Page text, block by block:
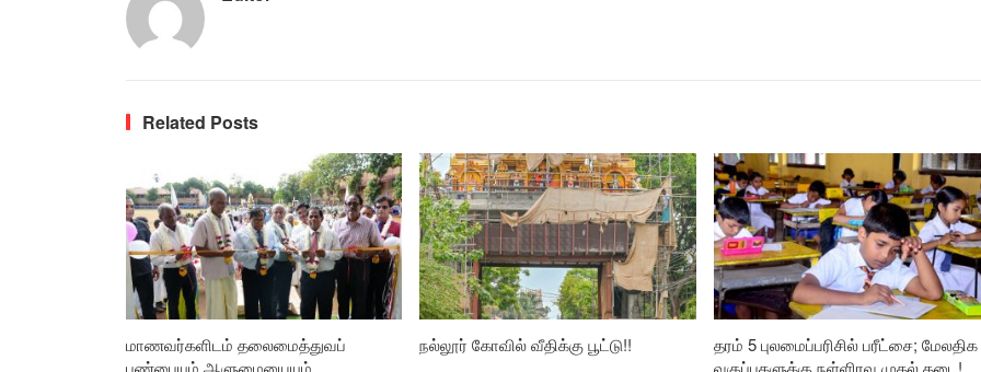
Related Posts
மாணவர்களிடம் தலைமைத்துவப்
பண்பையும் ஆளுமையையும்
நல்லூர் கோவில் வீதிக்கு பூட்டு!!
தரம் 5 புலமைப்பரிசில் பரீட்சை; மேலதிக
வகுப்புகளுக்கு நள்ளிரவு முதல் தடை!